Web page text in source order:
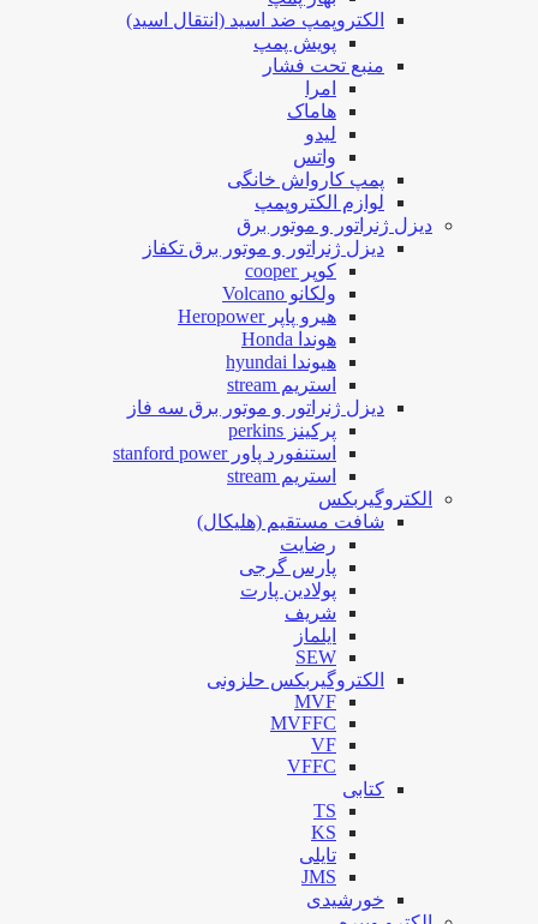
الکتروپمپ ضد اسید (انتقال اسید)
پویش پمپ
منبع تحت فشار
امرا
هاماک
لیدو
واتس
پمپ کارواش خانگی
لوازم الکتروپمپ
دیزل ژنراتور و موتور برق
دیزل ژنراتور و موتور برق تکفاز
کوپر cooper
ولکانو Volcano
هیرو پاپر Heropower
هوندا Honda
هیوندا hyundai
استریم stream
دیزل ژنراتور و موتور برق سه فاز
پرکینز perkins
استنفورد پاور stanford power
استریم stream
الکتروگیربکس
شافت مستقیم (هلیکال)
رضایت
پارس گرجی
پولادین پارت
شریف
ایلماز
SEW
الکتروگیربکس حلزونی
MVF
MVFFC
VF
VFFC
کتابی
TS
KS
تایلی
JMS
خورشیدی